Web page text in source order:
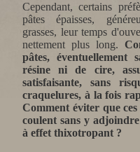
Cependant, certains
pâtes épaisses,
grasses, leur temps
nettement plus long.
pâtes, éventuellement
résine ni de cire,
satisfaisante, sans
craquelures, à la fois
Comment éviter que
coulent sans y
à effet thixotropant ?